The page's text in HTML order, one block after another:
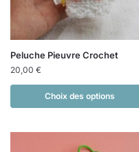
Peluche Pieuvre Crochet
20,00 €
Choix des options